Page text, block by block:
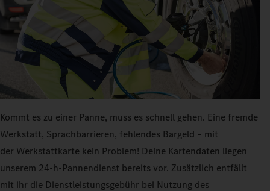
Kommt es zu einer Panne, muss es schnell gehen. Eine fremde
Werkstatt, Sprachbarrieren, fehlendes Bargeld – mit
der Werkstattkarte kein Problem! Deine Kartendaten liegen
unserem 24‑h‑Pannendienst bereits vor. Zusätzlich entfällt
mit ihr die Dienstleistungsgebühr bei Nutzung des